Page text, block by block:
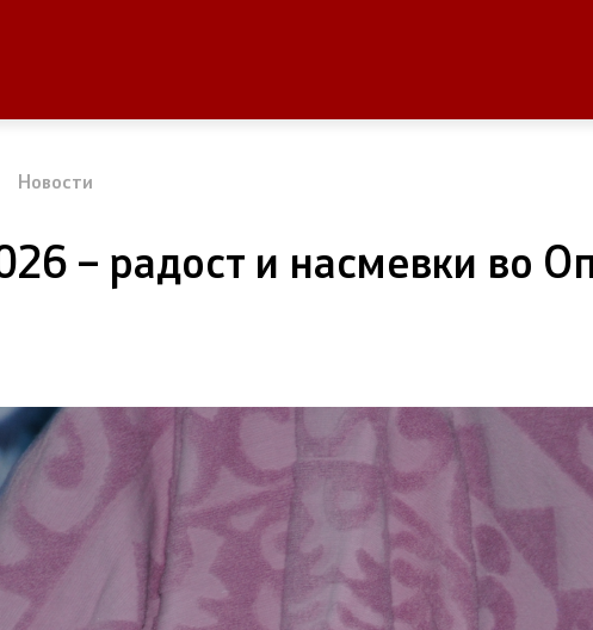
ЈПКД Росоман - Росоман
ЈОУГД Праскичка Службен
Пристап
јавен
Пријави
Јавни огласи
Новости
– радост и насмевки во